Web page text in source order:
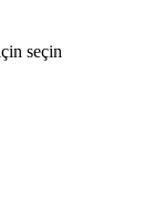
seçin